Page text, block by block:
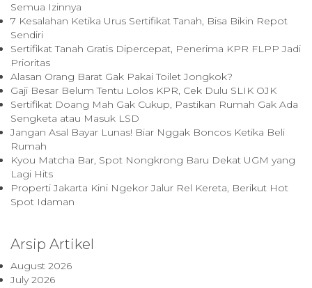
Semua Izinnya
7 Kesalahan Ketika Urus Sertifikat Tanah, Bisa Bikin Repot
Sendiri
Sertifikat Tanah Gratis Dipercepat, Penerima KPR FLPP Jadi
Prioritas
Alasan Orang Barat Gak Pakai Toilet Jongkok?
Gaji Besar Belum Tentu Lolos KPR, Cek Dulu SLIK OJK
Sertifikat Doang Mah Gak Cukup, Pastikan Rumah Gak Ada
Sengketa atau Masuk LSD
Jangan Asal Bayar Lunas! Biar Nggak Boncos Ketika Beli
Rumah
Kyou Matcha Bar, Spot Nongkrong Baru Dekat UGM yang
Lagi Hits
Properti Jakarta Kini Ngekor Jalur Rel Kereta, Berikut Hot
Spot Idaman
Arsip Artikel
August 2026
July 2026